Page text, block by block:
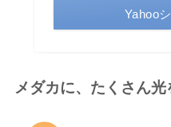
Yahoo
メダカに、たくさん